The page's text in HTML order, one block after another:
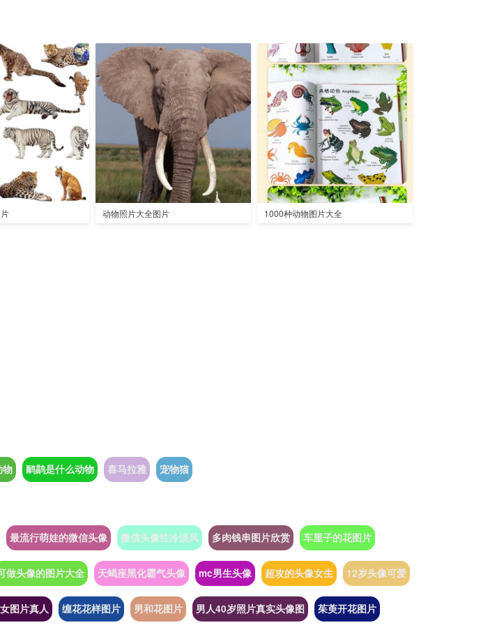
动物照片大全图片 1000种动物图片大全
物 鸸鹋是什么动物 喜马拉雅 宠物猫
最流行萌娃的微信头像 微信头像性冷淡风 多肉钱串图片欣赏 车厘子的花图片
做头像的图片大全 天蝎座黑化霸气头像 mc男生头像 超攻的头像女生 12岁头像可爱
图片真人 缠花花样图片 男和花图片 男人40岁照片真实头像图 茱萸开花图片